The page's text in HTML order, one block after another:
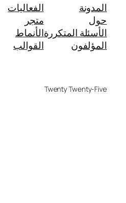
المدونة
حول
الأسئلة المتكررة
المؤلفون
الفعاليات
متجر
الأنماط
القوالب
Twenty Twenty-Five